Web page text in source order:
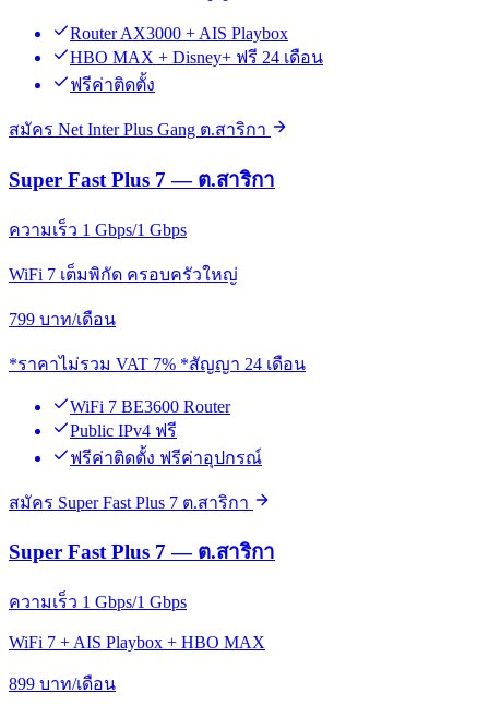
Router AX3000 + AIS Playbox
HBO MAX + Disney+ ฟรี 24 เดือน
ฟรีค่าติดตั้ง
สมัคร Net Inter Plus Gang ต.สาริกา
Super Fast Plus 7 — ต.สาริกา
ความเร็ว 1 Gbps/1 Gbps
WiFi 7 เต็มพิกัด ครอบครัวใหญ่
799 บาท/เดือน
*ราคาไม่รวม VAT 7% *สัญญา 24 เดือน
WiFi 7 BE3600 Router
Public IPv4 ฟรี
ฟรีค่าติดตั้ง ฟรีค่าอุปกรณ์
สมัคร Super Fast Plus 7 ต.สาริกา
Super Fast Plus 7 — ต.สาริกา
ความเร็ว 1 Gbps/1 Gbps
WiFi 7 + AIS Playbox + HBO MAX
899 บาท/เดือน